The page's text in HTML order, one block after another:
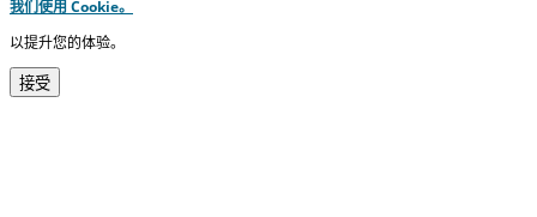
我们使用 Cookie。
以提升您的体验。
接受